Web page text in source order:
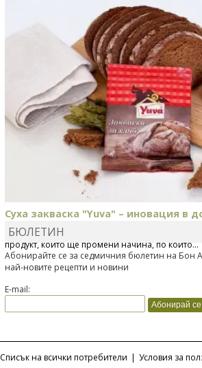
Суха закваска "Yuva" – иновация в
Отскоро Лесафр България стартира
продукт, който ще промени начина, по който...
БЮЛЕТИН
Абонирайте се за седмичния бюлетин на Бон
най-новите рецепти и новини
E-mail:
Списък на всички потребители | Условия за